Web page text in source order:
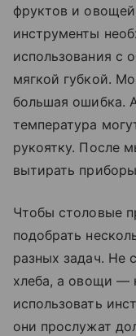
фруктов и
инструменты
использования
мягкой губкой.
большая ошибка.
температура
рукоятку. После
вытирать
Чтобы столовые
подобрать
разных задач. Не
хлеба, а овощи —
использовать
они прослужат